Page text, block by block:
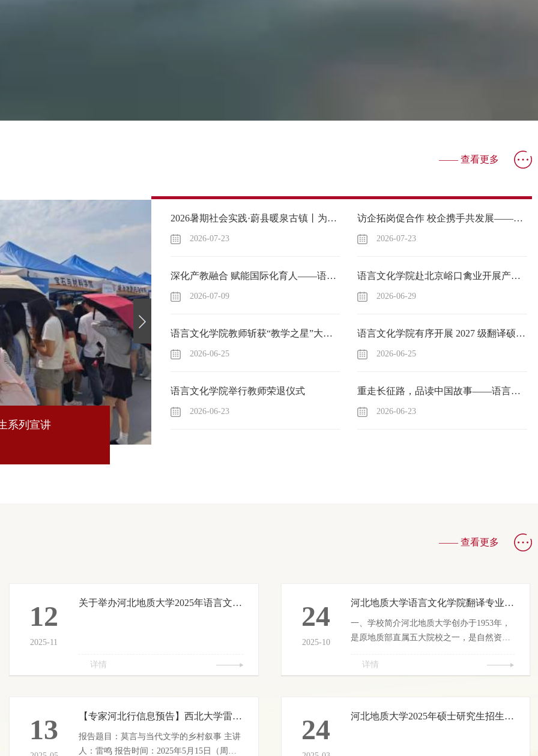
—— 查看更多
系列宣讲
2026暑期社会实践·蔚县暖泉古镇丨为非遗“把脉”，为乡村“开方”——铁火‘语’共融”实践队聚焦蔚县打树花文旅融合发展
2026-07-23
访企拓岗促合作 校企携手共发展——语言文化学院赴河北晨光溢海有限公司走访调研
2026-07-23
深化产教融合 赋能国际化育人——语言文化学院赴华勘院五一七大队开展校企深度合作交流
2026-07-09
语言文化学院赴北京峪口禽业开展产教融合调研
2026-06-29
语言文化学院教师斩获“教学之星”大赛全国复赛二等奖
2026-06-25
语言文化学院有序开展 2027 级翻译硕士招生系列宣讲
2026-06-25
语言文化学院举行教师荣退仪式
2026-06-23
重走长征路，品读中国故事——语言文化学院举办红色配音与故事讲述大赛
2026-06-23
—— 查看更多
12
2025-11
关于举办河北地质大学2025年语言文字综合能力大赛的通知
详情
24
2025-10
河北地质大学语言文化学院翻译专业硕士（MTI）055100招生简章
一、学校简介河北地质大学创办于1953年，
是原地质部直属五大院校之一，是自然资源
干大学，河北省重点支持的国内一流大学建
优势，秉持“达观博物”校训，致力于培养具
有扎实专业知识、创新能力和社会责任感的
详情
13 【专家河北行信息预告】西北大学雷鸣教授学术报告会
报告题目：莫言与当代文学的乡村叙事 主讲
人：雷鸣 报告时间：2025年5月15日（周
24 河北地质大学2025年硕士研究生招生复试一志愿名单